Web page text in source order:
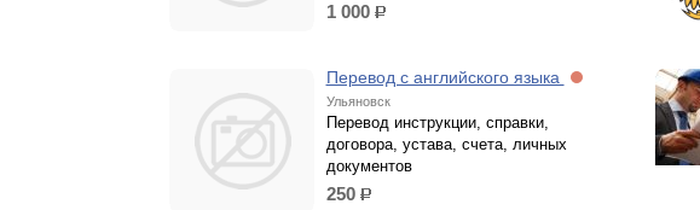
1 000 р.
Перевод с английского языка
Ульяновск
Перевод инструкции, справки,
договора, устава, счета, личных
документов
250 р.